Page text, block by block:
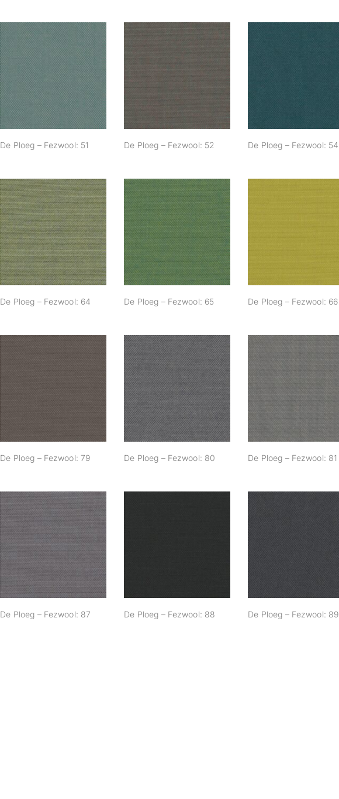
De Ploeg –
Fezwool: 51
De Ploeg – Fezwool: 51
De Ploeg –
Fezwool: 52
De Ploeg – Fezwool: 52
Fezwool: 54
De Ploeg – Fezwool: 54
De Ploeg –
Fezwool: 64
De Ploeg – Fezwool: 64
De Ploeg –
Fezwool: 65
De Ploeg – Fezwool: 65 De Ploeg – Fezwool: 66
De Ploeg –
Fezwool: 79
De Ploeg – Fezwool: 79
De Ploeg –
Fezwool: 80
De Ploeg – Fezwool: 80
De Ploeg –
Fezwool: 81
De Ploeg – Fezwool: 81
De Ploeg –
Fezwool: 87
De Ploeg – Fezwool: 87 De Ploeg – Fezwool: 88
De Ploeg –
Fezwool: 89
De Ploeg – Fezwool: 89